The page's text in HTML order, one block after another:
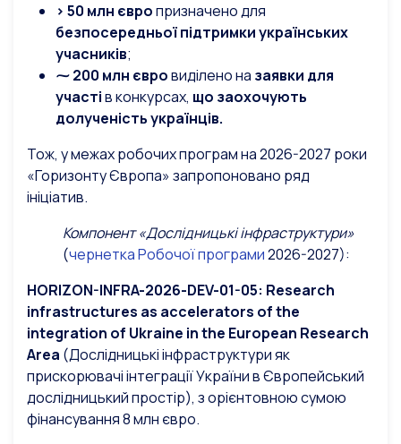
> 50 млн європризначено для
безпосередньої підтримкиукраїнських
учасників;
⁓ 200 млн євровиділено на заявки для
участів конкурсах, що заохочують
долученість українців.
Тож, у межах робочих програм на 2026-2027 роки
«Горизонту Європа» запропоновано ряд
ініціатив.
Компонент «Дослідницькі інфраструктури»
(чернетка Робочої програми2026-2027):
HORIZON-INFRA-2026-DEV-01-05: Research
infrastructures as accelerators ofthe
integration of Ukraine inthe European Research
Area (Дослідницькі інфраструктури як
прискорювачі інтеграції України в Європейський
дослідницький простір), з орієнтовною сумою
фінансування 8 млн євро.